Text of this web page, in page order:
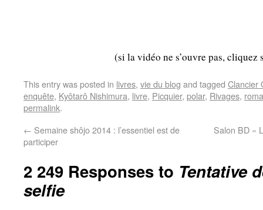
(si la vidéo ne s’ouvre pas, cliquez
This entry was posted in livres, vie du blog and tagged Clancier
enquête, Kyôtarô Nishimura, livre, Picquier, polar, Rivages,
permalink.
← Semaine shôjo 2014 : l’essentiel est de
participer
Salon BD «
2 249 Responses to Tentative
selfie